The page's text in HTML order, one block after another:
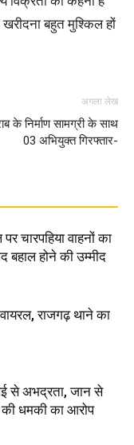
बहुत मुश्किल हों
अगला लेख
के निर्माण सामग्री के साथ
03 अभियुक्त गिरफ्तार-
चारपहिया वाहनों का
बहाल होने की उम्मीद
राजगढ़ थाने का
से अभद्रता, जान से
की धमकी का आरोप